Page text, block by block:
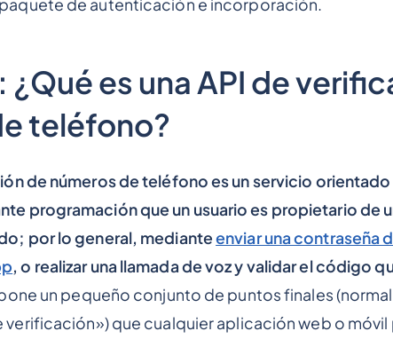
de autenticación e incorporación.
es una API de
teléfono?
de números de teléfono es un servicio
programación que un usuario es propietario de
por lo general, medianteenviar una contraseña
, o realizar una llamada de voz y validar el código
un pequeño conjunto de puntos finales
que cualquier aplicación web o móvil